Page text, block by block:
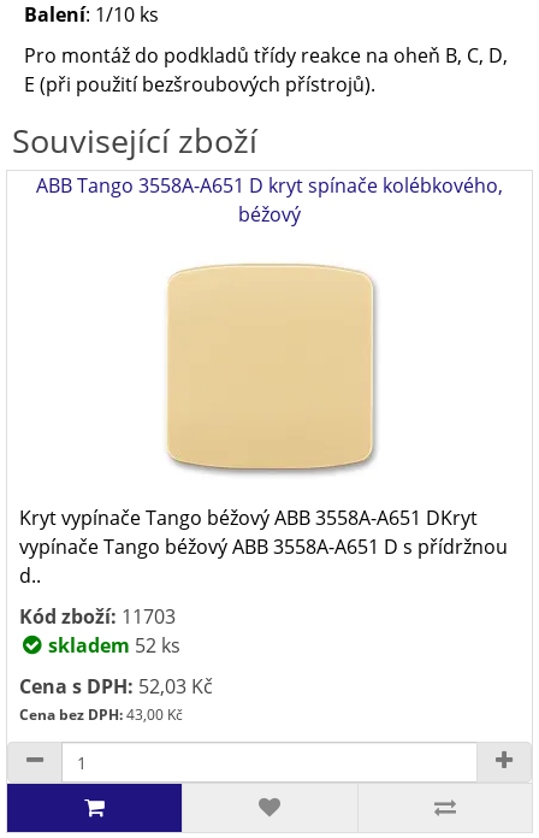
Balení: 1/10 ks
Pro montáž do podkladů třídy reakce na oheň B, C, D,
E (při použití bezšroubových přístrojů).
Související zboží
ABB Tango 3558A-A651 D kryt spínače kolébkového,
béžový
Kryt vypínače Tango béžový ABB 3558A-A651 DKryt
vypínače Tango béžový ABB 3558A-A651 D s přídržnou
d..
Kód zboží: 11703
skladem 52 ks
Cena s DPH: 52,03 Kč
Cena bez DPH:43,00 Kč